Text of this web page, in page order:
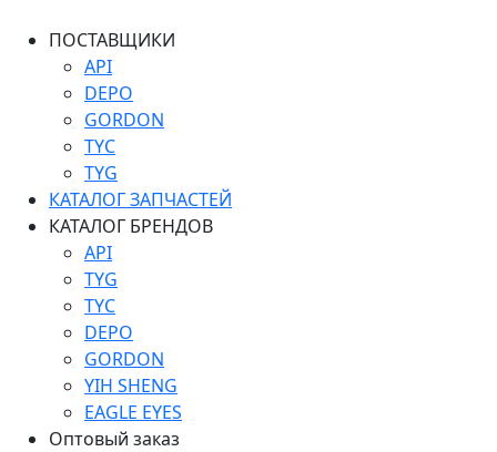
ПОСТАВЩИКИ
API
DEPO
GORDON
TYC
TYG
КАТАЛОГ ЗАПЧАСТЕЙ
КАТАЛОГ БРЕНДОВ
API
TYG
TYC
DEPO
GORDON
YIH SHENG
EAGLE EYES
Оптовый заказ